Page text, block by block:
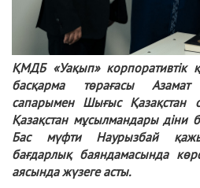
ҚМДБ «Уақып»
басқарма төрағасы
сапарымен Шығыс Қазақстан
Қазақстан мұсылмандары діни
Бас мүфти Наурызбай қажы
бағдарлық баяндамасында
аясында жүзеге асты.